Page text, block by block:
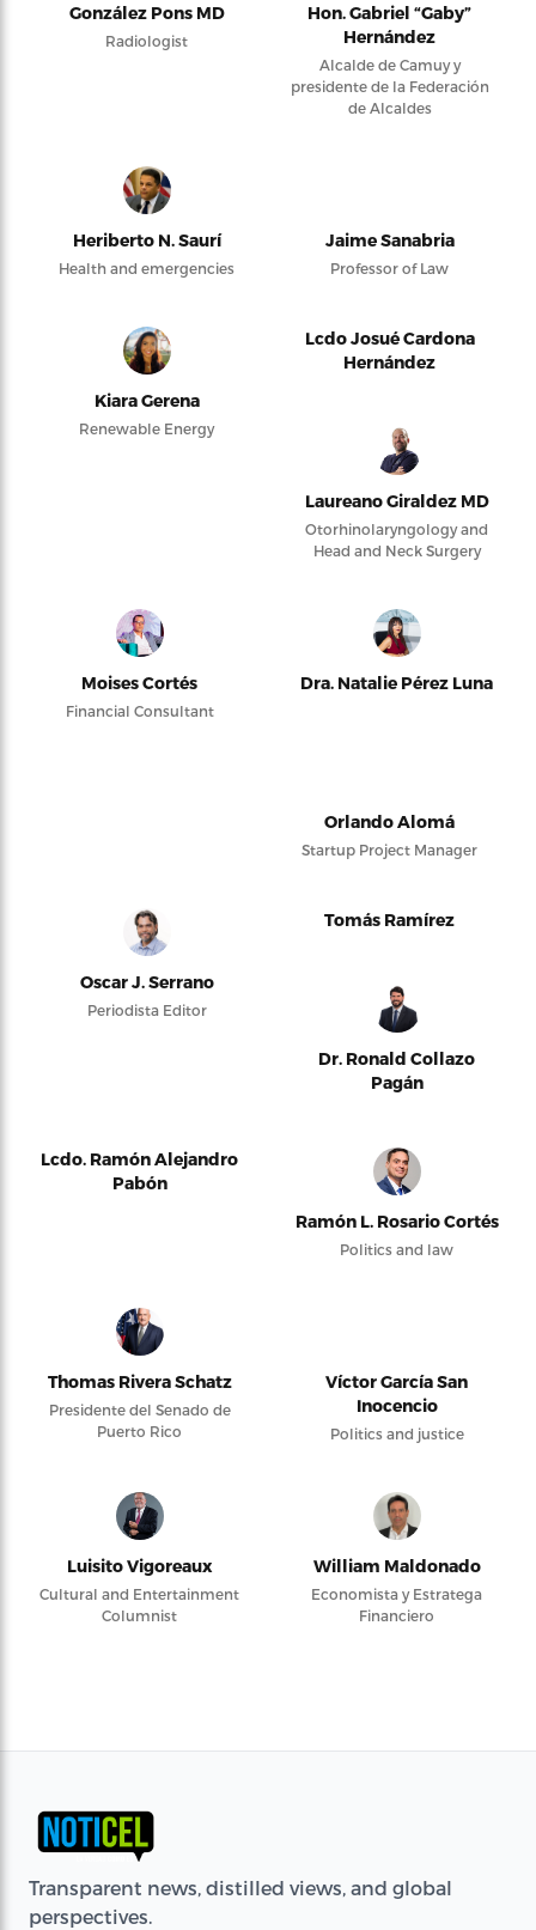
González Pons MD
Radiologist
Hon. Gabriel “Gaby”
Hernández
Alcalde de Camuy y
presidente de la Federación
de Alcaldes
Heriberto N. Saurí
Health and emergencies
Jaime Sanabria
Professor of Law
Kiara Gerena
Renewable Energy
Lcdo Josué Cardona
Hernández
Laureano Giraldez MD
Otorhinolaryngology and
Head and Neck Surgery
Moises Cortés
Financial Consultant
Dra. Natalie Pérez Luna
Orlando Alomá
Startup Project Manager
Oscar J. Serrano
Periodista Editor
Tomás Ramírez
Dr. Ronald Collazo
Pagán
Lcdo. Ramón Alejandro
Pabón
Ramón L. Rosario Cortés
Politics and law
Thomas Rivera Schatz
Presidente del Senado de
Puerto Rico
Víctor García San
Inocencio
Politics and justice
Luisito Vigoreaux
Cultural and Entertainment
Columnist
William Maldonado
Economista y Estratega
Financiero
Transparent news, distilled views, and global
perspectives.